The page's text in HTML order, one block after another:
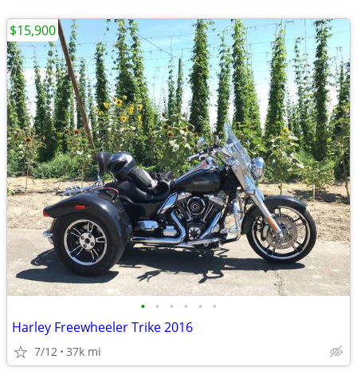
• • • • • •
Harley Freewheeler Trike 2016
7/12 37k mi
$15,900